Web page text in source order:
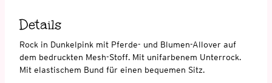
Details
Rock in Dunkelpink mit Pferde- und Blumen-Allover auf
dem bedruckten Mesh-Stoff. Mit unifarbenem Unterrock.
Mit elastischem Bund für einen bequemen Sitz.